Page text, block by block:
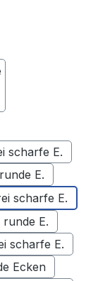
scharfe E.
E.
scharfe E.
E.
scharfe E.
Ecken